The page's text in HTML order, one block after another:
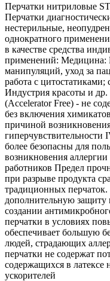
Перчатки нитриловые
Перчатки
нестерильные,
однократного
в качестве средства
применений: Медицина:
манипуляций, уход за
работа с цитостатиками;
Индустрия красоты и др.
(Accelerator Free) - не
без включения
причиной
гиперчувствительности
более безопасны для
возникновения
работников Предел
при разрыве продукта
традиционных
дополнительную защиту
создании
перчатки в условиях
обеспечивает большую
людей, страдающих
перчатки не содержат
содержащихся в латексе
ускорителей